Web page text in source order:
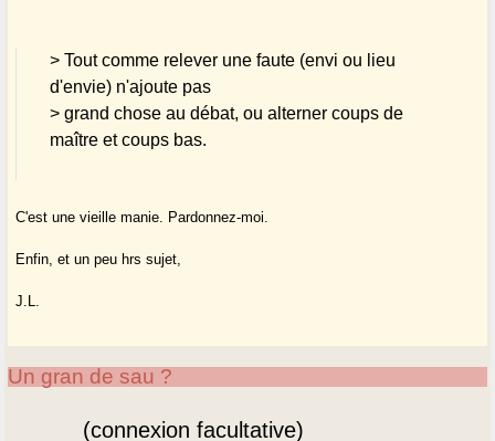
> Tout comme relever une faute (envi ou lieu
d'envie) n'ajoute pas
> grand chose au débat, ou alterner coups de
maître et coups bas.
C'est une vieille manie. Pardonnez-moi.
Enfin, et un peu hrs sujet,
J.L.
Un gran de sau ?
(connexion facultative)